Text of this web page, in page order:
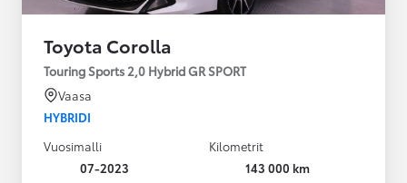
Toyota Corolla
Touring Sports 2,0 Hybrid GR SPORT
Vaasa
HYBRIDI
Vuosimalli
07-2023
Kilometrit
143 000 km